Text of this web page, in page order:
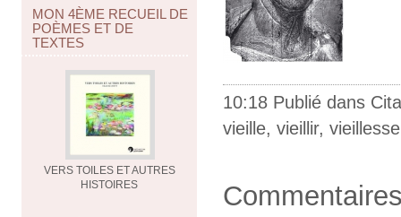
MON 4ÈME RECUEIL DE
POÈMES ET DE
TEXTES
VERS TOILES ET AUTRES
HISTOIRES
10:18 Publié dans
vieille, vieillir, vieillesse